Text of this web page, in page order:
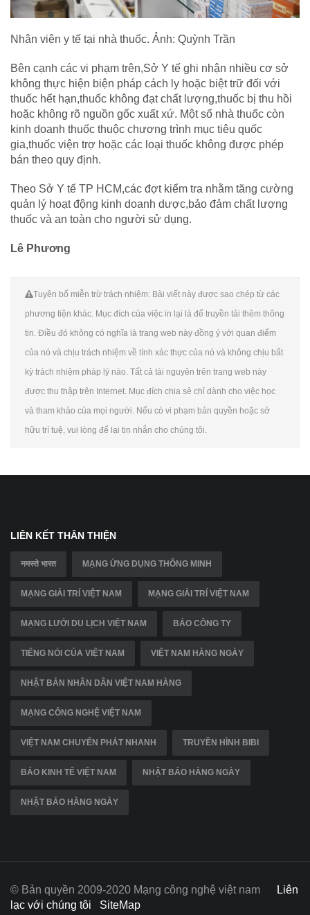
Nhân viên y tế tại nhà thuốc. Ảnh: Quỳnh Trần
Bên cạnh các vi phạm trên,Sở Y tế ghi nhận nhiều cơ sở
không thực hiện biện pháp cách ly hoặc biệt trữ đối với
thuốc hết hạn,thuốc không đạt chất lượng,thuốc bị thu hồi
hoặc không rõ nguồn gốc xuất xứ. Một số nhà thuốc còn
kinh doanh thuốc thuộc chương trình mục tiêu quốc
gia,thuốc viện trợ hoặc các loại thuốc không được phép
bán theo quy định.
Theo Sở Y tế TP HCM,các đợt kiểm tra nhằm tăng cường
quản lý hoạt động kinh doanh dược,bảo đảm chất lượng
thuốc và an toàn cho người sử dụng.
Lê Phương
Tuyên bố miễn trừ trách nhiệm: Bài viết này được sao chép từ các
phương tiện khác. Mục đích của việc in lại là để truyền tải thêm thông
tin. Điều đó không có nghĩa là trang web này đồng ý với quan điểm
của nó và chịu trách nhiệm về tính xác thực của nó và không chịu bất
kỳ trách nhiệm pháp lý nào. Tất cả tài nguyên trên trang web này
được thu thập trên Internet. Mục đích chia sẻ chỉ dành cho việc học
và tham khảo của mọi người. Nếu có vi phạm bản quyền hoặc sở
hữu trí tuệ, vui lòng để lại tin nhắn cho chúng tôi.
LIÊN KẾT THÂN THIỆN
नमस्ते भारत MẠNG ỨNG DỤNG THÔNG MINH
MẠNG GIẢI TRÍ VIỆT NAM MẠNG GIẢI TRÍ VIỆT NAM
MẠNG LƯỚI DU LỊCH VIỆT NAM BÁO CÔNG TY
TIẾNG NÓI CỦA VIỆT NAM VIỆT NAM HÀNG NGÀY
NHẬT BẢN NHÂN DÂN VIỆT NAM HÀNG
MẠNG CÔNG NGHỆ VIỆT NAM
VIỆT NAM CHUYỂN PHÁT NHANH TRUYỀN HÌNH BIBI
BÁO KINH TẾ VIỆT NAM NHẬT BÁO HÀNG NGÀY
NHẬT BÁO HÀNG NGÀY
© Bản quyền 2009-2020 Mạng công nghệ việt nam
Liên
lạc với chúng tôi
SiteMap